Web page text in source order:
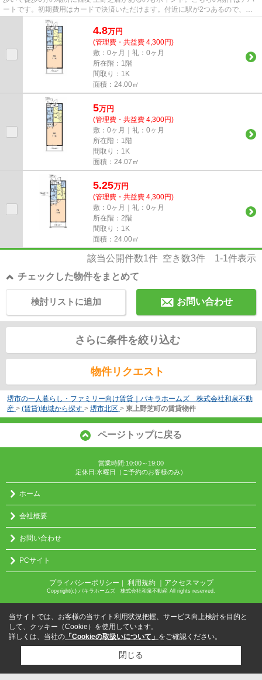
ートです。初期費用はカードで決済いただけます。付近に駅が2つあるので、用
途や行き先によって経路を選べ...
4.8万円
(管理費・共益費 4,300円)
敷：0ヶ月｜礼：0ヶ月
所在階：1階
間取り：1K
面積：24.00㎡
5万円
(管理費・共益費 4,300円)
敷：0ヶ月｜礼：0ヶ月
所在階：1階
間取り：1K
面積：24.07㎡
5.25万円
(管理費・共益費 4,300円)
敷：0ヶ月｜礼：0ヶ月
所在階：2階
間取り：1K
面積：24.00㎡
該当公開件数1件 空き数3件 1-1件表示
チェックした物件をまとめて
お問い合わせ
検討リストに追加
さらに条件を絞り込む
物件リクエスト
堺市の一人暮らし・ファミリー向け賃貸｜パキラホームズ 株式会社和泉不動
産 > (賃貸)地域から探す > 堺市北区 > 東上野芝町の賃貸物件
ページトップに戻る
営業時間:10:00～19:00
定休日:水曜日（ご予約のお客様のみ）
ホーム
会社概要
お問い合わせ
PCサイト
プライバシーポリシー ｜ 利用規約 ｜アクセスマップ
Copyright(c) パキラホームズ 株式会社和泉不動産 All rights reserved.
当サイトでは、お客様の当サイト利用状況把握、サービス向上検討を目的と
して、クッキー（Cookie）を使用しています。
詳しくは、当社の 「Cookieの取扱いについて」 をご確認ください。
閉じる